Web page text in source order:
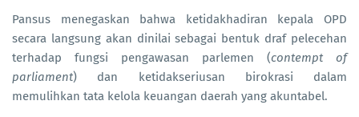
Pansus menegaskan bahwa ketidakhadiran kepala OPD
secara langsung akan dinilai sebagai bentuk draf pelecehan
terhadap fungsi pengawasan parlemen (contempt of
parliament) dan ketidakseriusan birokrasi dalam
memulihkan tata kelola keuangan daerah yang akuntabel.